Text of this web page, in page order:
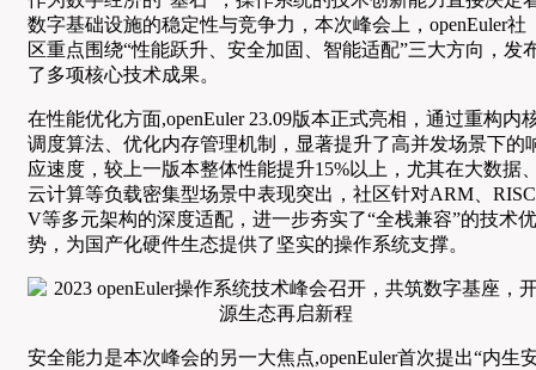
数字基础设施的稳定性与竞争力，本次峰会上，openEuler社
区重点围绕“性能跃升、安全加固、智能适配”三大方向，发
了多项核心技术成果。
在性能优化方面,openEuler 23.09版本正式亮相，通过重构内
调度算法、优化内存管理机制，显著提升了高并发场景下的
应速度，较上一版本整体性能提升15%以上，尤其在大数据
云计算等负载密集型场景中表现突出，社区针对ARM、
V等多元架构的深度适配，进一步夯实了“全栈兼容”的技术优
势，为国产化硬件生态提供了坚实的操作系统支撑。
安全能力是本次峰会的另一大焦点,openEuler首次提出“内生